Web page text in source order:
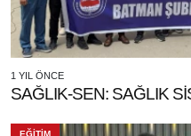
1 YIL ÖNCE
SAĞLIK-SEN: SAĞLIK